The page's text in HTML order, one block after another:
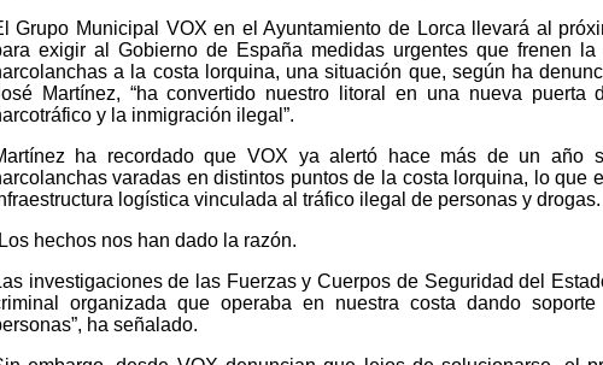
Grupo Municipal VOX en el Ayuntamiento de Lorca llevará al
exigir al Gobierno de España medidas urgentes que frenen
a la costa lorquina, una situación que, según ha
Martínez, “ha convertido nuestro litoral en una nueva puerta
y la inmigración ilegal”.
ha recordado que VOX ya alertó hace más de un año
varadas en distintos puntos de la costa lorquina, lo que
logística vinculada al tráfico ilegal de personas y drogas.
hechos nos han dado la razón.
investigaciones de las Fuerzas y Cuerpos de Seguridad del
organizada que operaba en nuestra costa dando
ha señalado.